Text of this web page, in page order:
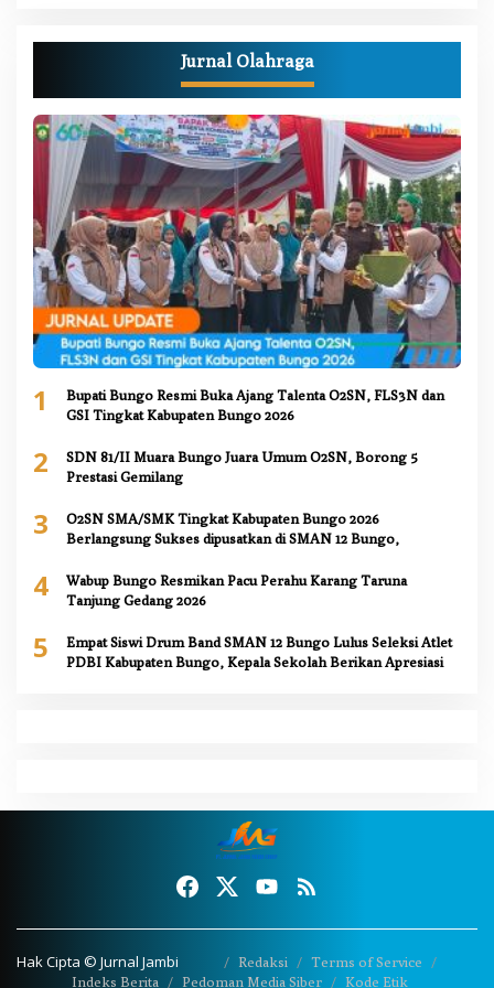
Jurnal Olahraga
1
Bupati Bungo Resmi Buka Ajang Talenta O2SN, FLS3N dan
GSI Tingkat Kabupaten Bungo 2026
2
SDN 81/II Muara Bungo Juara Umum O2SN, Borong 5
Prestasi Gemilang
3
O2SN SMA/SMK Tingkat Kabupaten Bungo 2026
Berlangsung Sukses dipusatkan di SMAN 12 Bungo,
4
Wabup Bungo Resmikan Pacu Perahu Karang Taruna
Tanjung Gedang 2026
5
Empat Siswi Drum Band SMAN 12 Bungo Lulus Seleksi Atlet
PDBI Kabupaten Bungo, Kepala Sekolah Berikan Apresiasi
Hak Cipta © Jurnal Jambi Redaksi
Terms of Service
Indeks Berita
Pedoman Media Siber Kode Etik